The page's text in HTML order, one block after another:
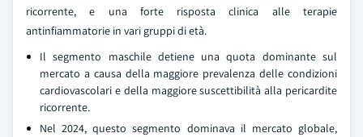
ricorrente, e una forte risposta clinica alle terapie
antinfiammatorie in vari gruppi di età.
Il segmento maschile detiene una quota dominante sul
mercato a causa della maggiore prevalenza delle condizioni
cardiovascolari e della maggiore suscettibilità alla pericardite
ricorrente.
Nel 2024, questo segmento dominava il mercato globale,